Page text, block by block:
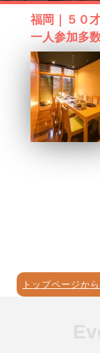
福岡｜５０
一人参加多
トップページか